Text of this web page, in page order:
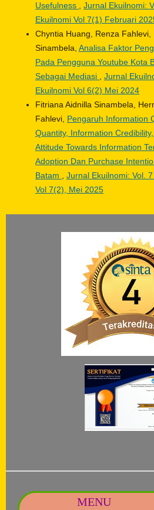
Usefulness
Jurnal Ekuilnomi:
Ekuilnomi Vol 7(1) Februari
Chyntia Huang, Renza Fahlevi,
Sinambela, Analisa Faktor
Pada Pengguna Youtube Kota
Sebagai Mediasi
Jurnal
Ekuilnomi Vol 6(2) Mei 2024
Fitriana Aidnilla Sinambela,
Fahlevi, Pengaruh Information
Quantity, Information
Attitude Towards Information
Adoption Dan Purchase
Batam
Jurnal Ekuilnomi: Vol.
Vol 7(2), Mei 2025
MENU